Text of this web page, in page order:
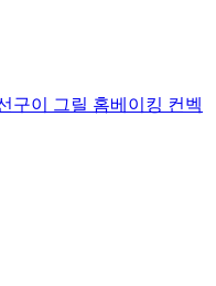
구이 그릴 홈베이킹 컨벡